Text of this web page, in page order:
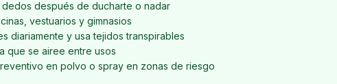
después de ducharte o nadar
vestuarios y gimnasios
diariamente y usa tejidos transpirables
que se airee entre usos
en polvo o spray en zonas de riesgo